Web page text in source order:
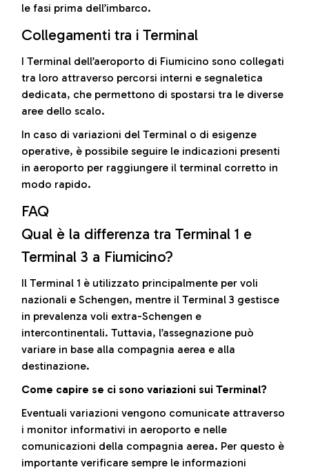
le fasi prima dell’imbarco.
Collegamenti tra i Terminal
I Terminal dell’aeroporto di Fiumicino sono collegati
tra loro attraverso percorsi interni e segnaletica
dedicata, che permettono di spostarsi tra le diverse
aree dello scalo.
In caso di variazioni del Terminal o di esigenze
operative, è possibile seguire le indicazioni presenti
in aeroporto per raggiungere il terminal corretto in
modo rapido.
FAQ
Qual è la differenza tra Terminal 1 e
Terminal 3 a Fiumicino?
Il Terminal 1 è utilizzato principalmente per voli
nazionali e Schengen, mentre il Terminal 3 gestisce
in prevalenza voli extra-Schengen e
intercontinentali. Tuttavia, l’assegnazione può
variare in base alla compagnia aerea e alla
destinazione.
Come capire se ci sono variazioni sui Terminal?
Eventuali variazioni vengono comunicate attraverso
i monitor informativi in aeroporto e nelle
comunicazioni della compagnia aerea. Per questo è
importante verificare sempre le informazioni